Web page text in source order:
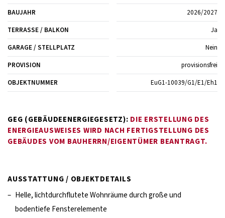
BAUJAHR 2026/2027
TERRASSE / BALKON Ja
GARAGE / STELLPLATZ Nein
PROVISION provisionsfrei
OBJEKTNUMMER EuG1-10039/G1/E1/Eh1
GEG (GEBÄUDEENERGIEGESETZ): DIE ERSTELLUNG DES
ENERGIEAUSWEISES WIRD NACH FERTIGSTELLUNG DES
GEBÄUDES VOM BAUHERRN/EIGENTÜMER BEANTRAGT.
AUSSTATTUNG / OBJEKTDETAILS
– Helle, lichtdurchflutete Wohnräume durch große und
bodentiefe Fensterelemente